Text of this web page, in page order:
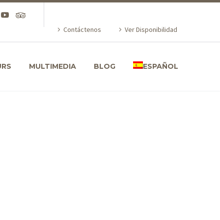
Contáctenos Ver Disponibilidad
MULTIMEDIA BLOG ESPAÑOL